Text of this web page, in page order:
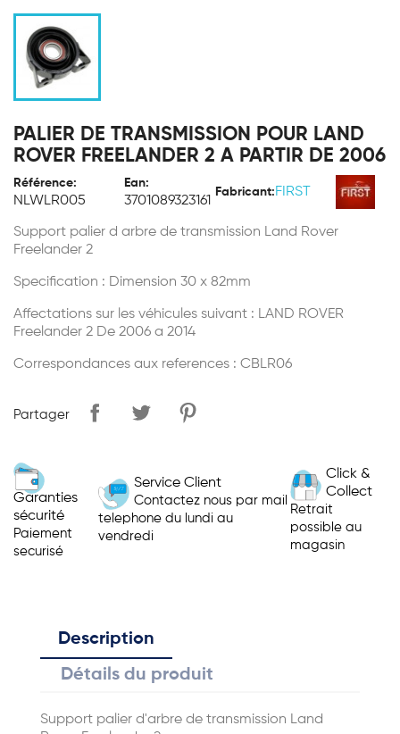
PALIER DE TRANSMISSION POUR LAND
ROVER FREELANDER 2 A PARTIR DE 2006
Référence:
NLWLR005
Ean:
3701089323161
Fabricant: FIRST
Support palier d arbre de transmission Land Rover
Freelander 2
Specification : Dimension 30 x 82mm
Affectations sur les véhicules suivant : LAND ROVER
Freelander 2 De 2006 a 2014
Correspondances aux references : CBLR06
Partager
Garanties
sécurité
Paiement
securisé
Service Client
Contactez nous par mail
telephone du lundi au
vendredi
Click &
Collect
Retrait
possible au
magasin
Description
Détails du produit
Support palier d'arbre de transmission Land